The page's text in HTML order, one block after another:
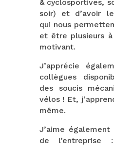
& cyclosportives,
soir) et d’avoir
qui nous
et être plusieurs
motivant.
J’apprécie
collègues
des soucis
vélos ! Et,
même.
J’aime
de l’entreprise